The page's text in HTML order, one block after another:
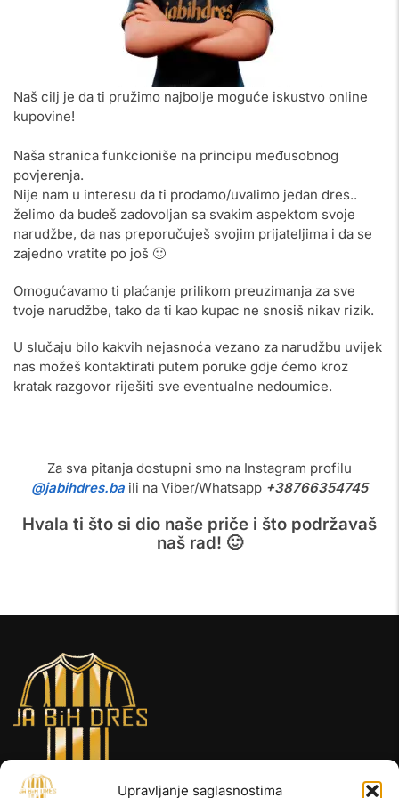
Upravljanje saglasnostima
Naš cilj je da ti pružimo najbolje moguće iskustvo online
kupovine!
Naša stranica funkcioniše na principu međusobnog
povjerenja.
Nije nam u interesu da ti prodamo/uvalimo jedan dres..
želimo da budeš zadovoljan sa svakim aspektom svoje
narudžbe, da nas preporučuješ svojim prijateljima i da se
zajedno vratite po još 🙂
Omogućavamo ti plaćanje prilikom preuzimanja za sve
tvoje narudžbe, tako da ti kao kupac ne snosiš nikav rizik.
U slučaju bilo kakvih nejasnoća vezano za narudžbu uvijek
nas možeš kontaktirati putem poruke gdje ćemo kroz
kratak razgovor riješiti sve eventualne nedoumice.
Za sva pitanja dostupni smo na Instagram profilu
@jabihdres.ba ili na Viber/Whatsapp +38766354745
Hvala ti što si dio naše priče i što podržavaš
naš rad! 🙂